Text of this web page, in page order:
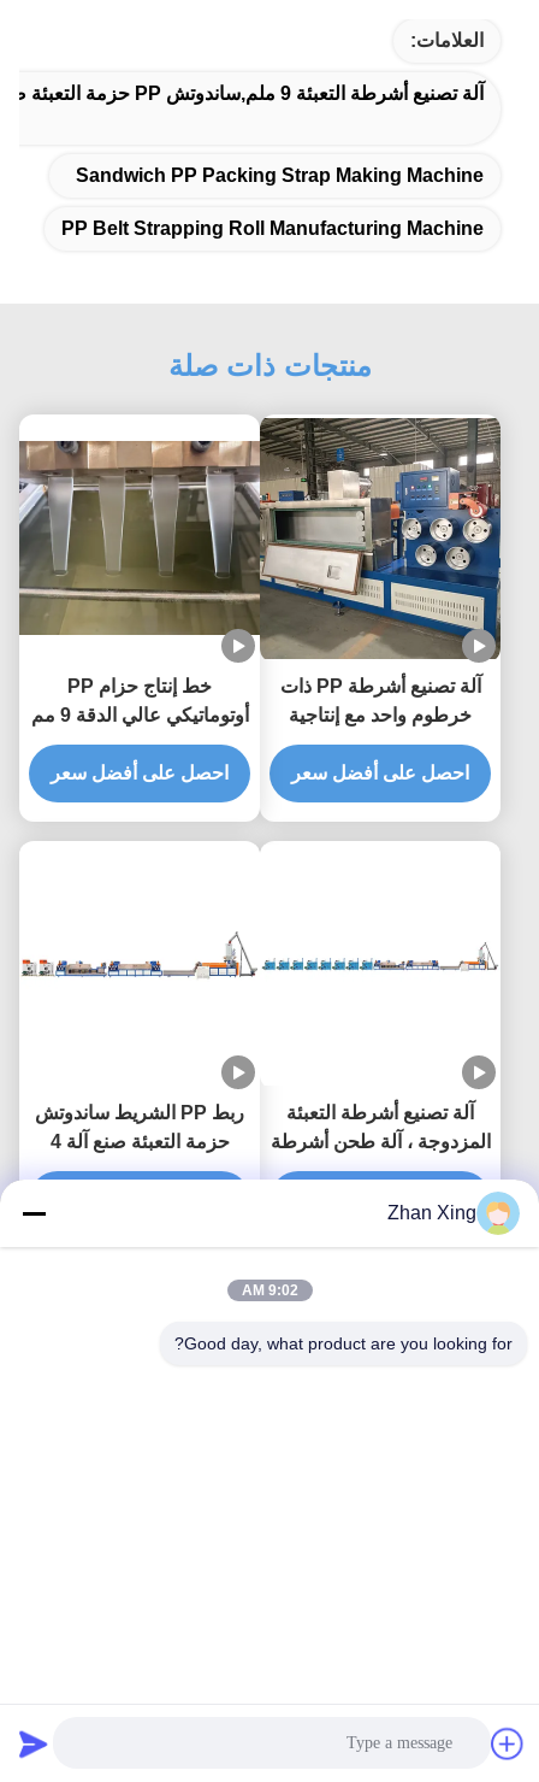
العلامات:
آلة تصنيع أشرطة التعبئة 9 ملم,ساندوتش PP حزمة التعبئة صنع آلة,آلة تصنيع لفائف حزام PP
Sandwich PP Packing Strap Making Machine
PP Belt Strapping Roll Manufacturing Machine
منتجات ذات صلة
آلة تصنيع أشرطة PP ذات
خرطوم واحد مع إنتاجية
عالية تشغيل تلقائي بالكامل
ل 5-19 مم عرض الشريطاحصل على أفضل سعر
خط إنتاج حزام PP
أوتوماتيكي عالي الدقة 9 مم
لآلة الربط PP لمصنع
التصنيع
احصل على أفضل سعر
آلة تصنيع أشرطة التعبئة
المزدوجة ، آلة طحن أشرطة
9 ملم
ربط PP الشريط ساندوتش
حزمة التعبئة صنع آلة 4
شريط مزدوجة المسمار
Zhan Xing
9:02 AM
Good day, what product are you looking for?